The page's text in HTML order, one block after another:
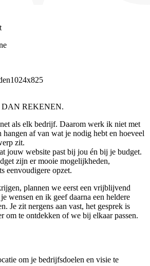
DAN REKENEN.
als elk bedrijf. Daarom werk ik niet met
hangen af van wat je nodig hebt en hoeveel
zit.
jouw website past bij jou én bij je budget.
zijn er mooie mogelijkheden,
eenvoudigere opzet.
plannen we eerst een vrijblijvend
wensen en ik geef daarna een heldere
Je zit nergens aan vast, het gesprek is
om te ontdekken of we bij elkaar passen.
om je bedrijfsdoelen en visie te